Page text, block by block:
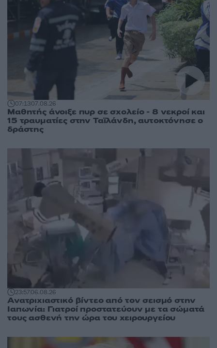
07:1307.08.26
Μαθητής άνοιξε πυρ σε σχολείο - 8 νεκροί και
15 τραυματίες στην Ταϊλάνδη, αυτοκτόνησε ο
δράστης
23:5706.08.26
Ανατριχιαστικό βίντεο από τον σεισμό στην
Ιαπωνία: Γιατροί προστατεύουν με τα σώματά
τους ασθενή την ώρα του χειρουργείου